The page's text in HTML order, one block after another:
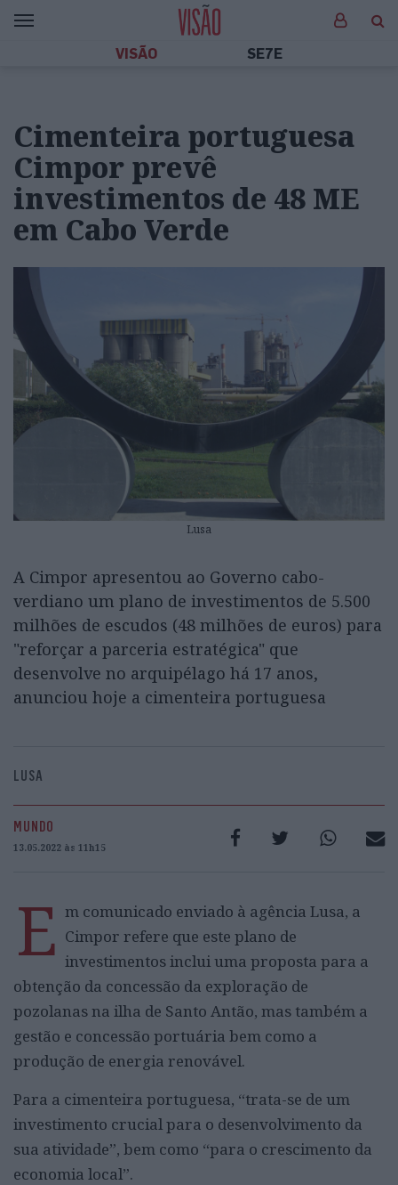
VISÃO SE7E
Cimenteira portuguesa
Cimpor prevê
investimentos de 48 ME
em Cabo Verde
Lusa
A Cimpor apresentou ao Governo cabo-
verdiano um plano de investimentos de 5.500
milhões de escudos (48 milhões de euros) para
"reforçar a parceria estratégica" que
desenvolve no arquipélago há 17 anos,
anunciou hoje a cimenteira portuguesa
LUSA
MUNDO
13.05.2022 às 11h15
E m comunicado enviado à agência Lusa, a
Cimpor refere que este plano de
investimentos inclui uma proposta para a
obtenção da concessão da exploração de
pozolanas na ilha de Santo Antão, mas também a
gestão e concessão portuária bem como a
produção de energia renovável.
Para a cimenteira portuguesa, “trata-se de um
investimento crucial para o desenvolvimento da
sua atividade”, bem como “para o crescimento da
economia local”.